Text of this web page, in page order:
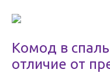
Комод в
отличие от